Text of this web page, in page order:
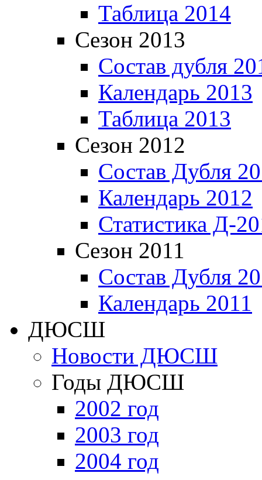
Таблица 2014
Сезон 2013
Состав дубля
Календарь 2013
Таблица 2013
Сезон 2012
Состав Дубля
Календарь 2012
Статистика Д-
Сезон 2011
Состав Дубля
Календарь 2011
ДЮСШ
Новости ДЮСШ
Годы ДЮСШ
2002 год
2003 год
2004 год